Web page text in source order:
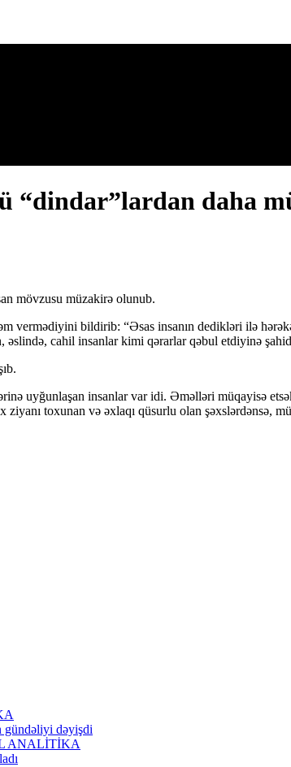
“dindar”lardan daha
mövzusu müzakirə olunub.
vermədiyini bildirib: “Əsas insanın dedikləri ilə
cahil insanlar kimi qərarlar qəbul etdiyinə
uyğunlaşan insanlar var idi. Əməlləri müqayisə
toxunan və əxlaqı qüsurlu olan şəxslərdənsə,
gündəliyi dəyişdi
ANALİTİKA